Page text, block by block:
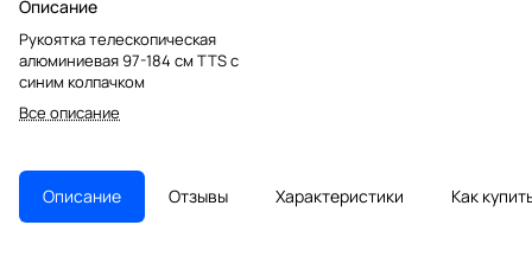
Описание
Рукоятка телескопическая
алюминиевая 97-184 см TTS с
синим колпачком
Все описание
Описание Отзывы Характеристики Как